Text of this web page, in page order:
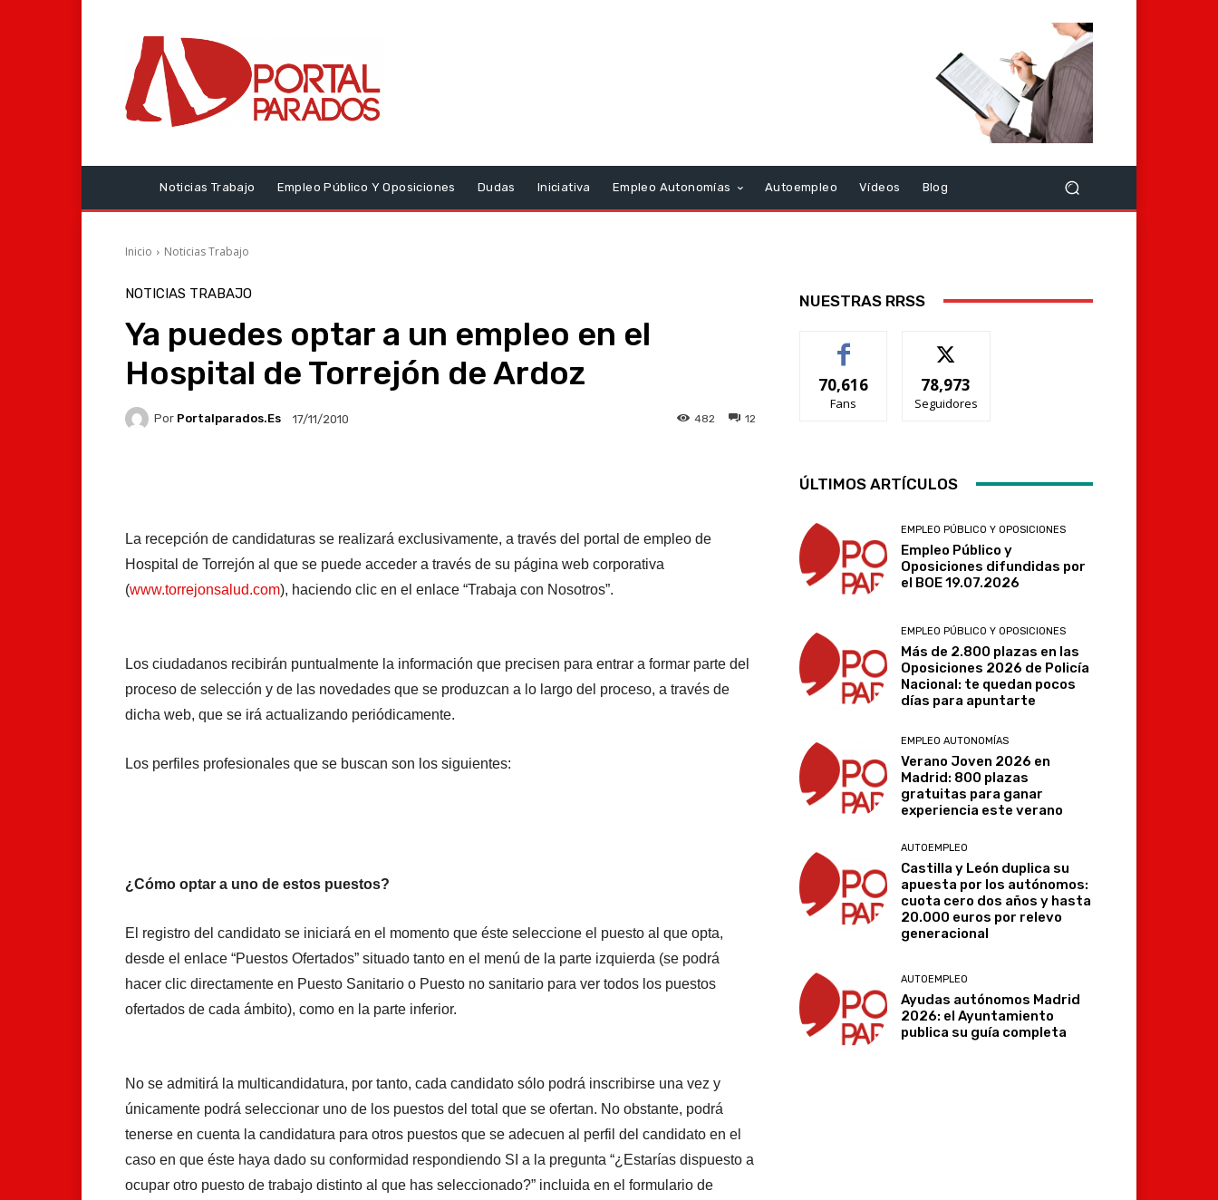
Noticias Trabajo Empleo Público Y Oposiciones Dudas Iniciativa Empleo Autonomías Autoempleo Vídeos Blog
Inicio Noticias Trabajo
NOTICIAS TRABAJO
Ya puedes optar a un empleo en el
Hospital de Torrejón de Ardoz
Por Portalparados.es 17/11/2010 12
482
Telegram
La recepción de candidaturas se realizará exclusivamente, a través del portal de empleo de
Hospital de Torrejón al que se puede acceder a través de su página web corporativa
(www.torrejonsalud.com), haciendo clic en el enlace “Trabaja con Nosotros”.
Los ciudadanos recibirán puntualmente la información que precisen para entrar a formar parte del
proceso de selección y de las novedades que se produzcan a lo largo del proceso, a través de
dicha web, que se irá actualizando periódicamente.
Los perfiles profesionales que se buscan son los siguientes:
¿Cómo optar a uno de estos puestos?
El registro del candidato se iniciará en el momento que éste seleccione el puesto al que opta,
desde el enlace “Puestos Ofertados” situado tanto en el menú de la parte izquierda (se podrá
hacer clic directamente en Puesto Sanitario o Puesto no sanitario para ver todos los puestos
ofertados de cada ámbito), como en la parte inferior.
No se admitirá la multicandidatura, por tanto, cada candidato sólo podrá inscribirse una vez y
únicamente podrá seleccionar uno de los puestos del total que se ofertan. No obstante, podrá
tenerse en cuenta la candidatura para otros puestos que se adecuen al perfil del candidato en el
caso en que éste haya dado su conformidad respondiendo SI a la pregunta “¿Estarías dispuesto a
ocupar otro puesto de trabajo distinto al que has seleccionado?” incluida en el formulario de
NUESTRAS RRSS
70,616
Fans
78,973
Seguidores
ÚLTIMOS ARTÍCULOS
EMPLEO PÚBLICO Y OPOSICIONES
Empleo Público y
Oposiciones difundidas por
el BOE 19.07.2026
EMPLEO PÚBLICO Y OPOSICIONES
Más de 2.800 plazas en las
Oposiciones 2026 de Policía
Nacional: te quedan pocos
días para apuntarte
EMPLEO AUTONOMÍAS
Verano Joven 2026 en
Madrid: 800 plazas
gratuitas para ganar
experiencia este verano
AUTOEMPLEO
Castilla y León duplica su
apuesta por los autónomos:
cuota cero dos años y hasta
20.000 euros por relevo
generacional
AUTOEMPLEO
Ayudas autónomos Madrid
2026: el Ayuntamiento
publica su guía completa